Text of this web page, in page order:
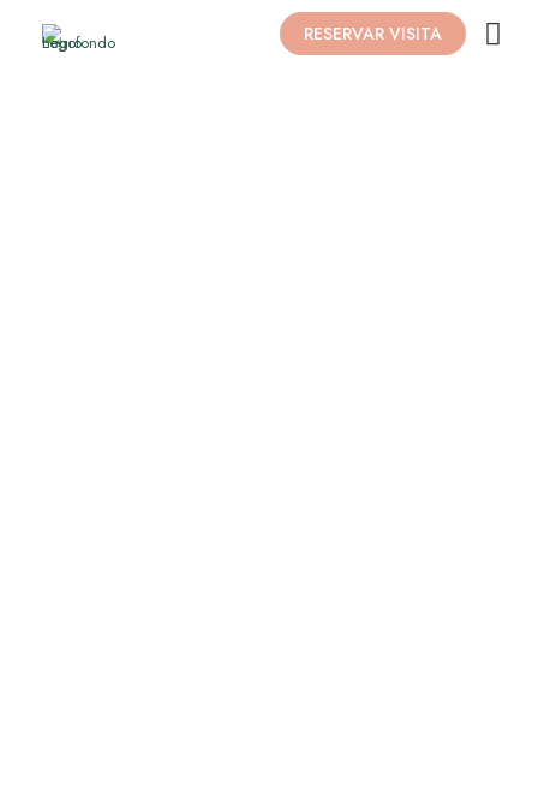
RESERVAR VISITA